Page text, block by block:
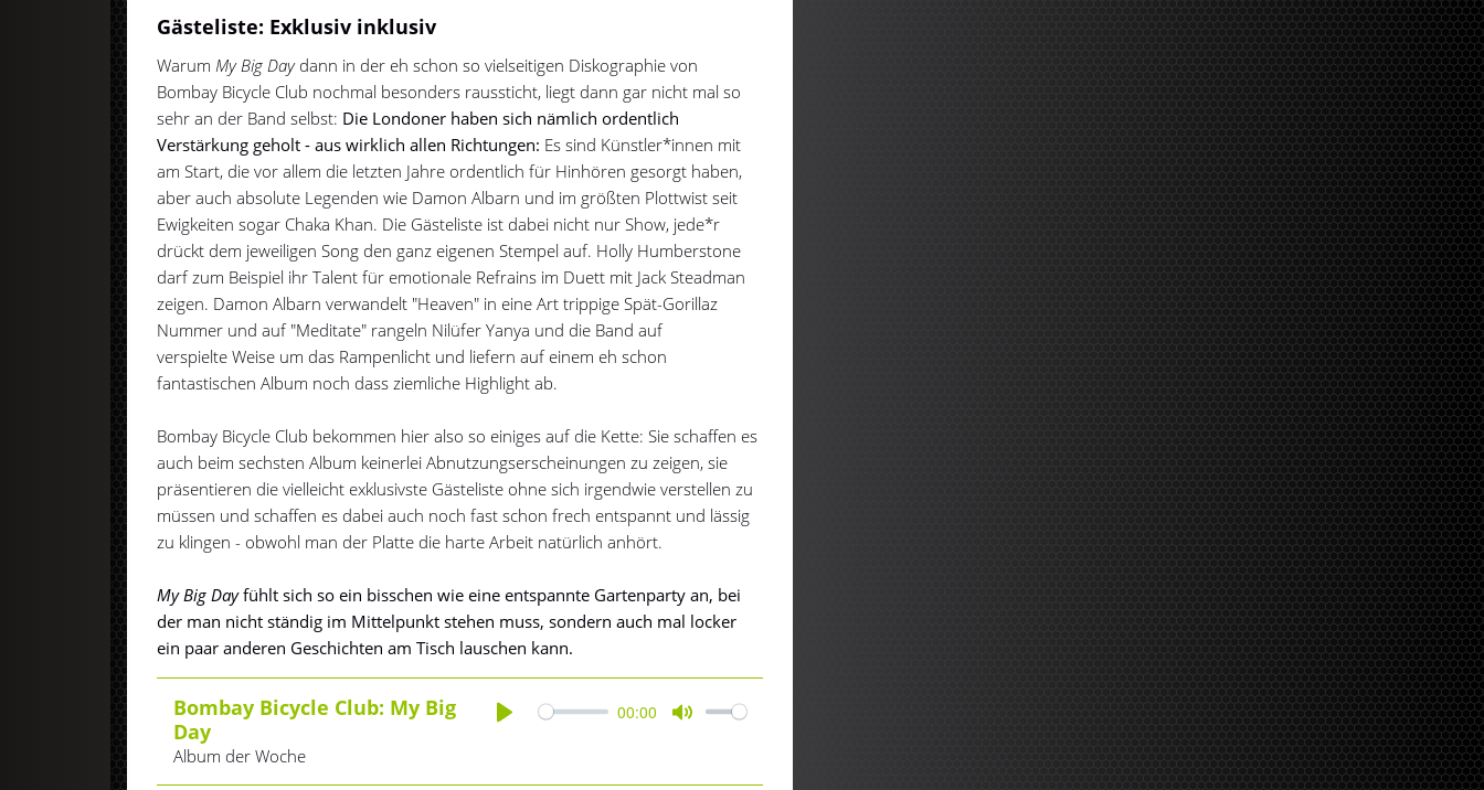
Gästeliste: Exklusiv inklusiv
Warum My Big Daydann in der eh schon so vielseitigen Diskographie von
Bombay Bicycle Club nochmal besonders raussticht, liegt dann gar nicht mal so
sehr an der Band selbst: Die Londoner haben sich nämlich ordentlich
Verstärkung geholt - aus wirklich allen Richtungen: Es sind Künstler*innen mit
am Start, die vor allem die letzten Jahre ordentlich für Hinhören gesorgt haben,
aber auch absolute Legenden wie Damon Albarn und im größten Plottwist seit
Ewigkeiten sogar Chaka Khan. Die Gästeliste ist dabei nicht nur Show, jede*r
drückt dem jeweiligen Song den ganz eigenen Stempel auf. Holly Humberstone
darf zum Beispiel ihr Talent für emotionale Refrains im Duett mit Jack Steadman
zeigen. Damon Albarn verwandelt "Heaven" in eine Art trippige Spät-Gorillaz
Nummer und auf "Meditate" rangeln Nilüfer Yanya und die Band auf
verspielte Weise um das Rampenlicht und liefern auf einem eh schon
fantastischen Album noch dass ziemliche Highlight ab.
Bombay Bicycle Club bekommen hier also so einiges auf die Kette: Sie schaffen es
auch beim sechsten Album keinerlei Abnutzungserscheinungen zu zeigen, sie
präsentieren die vielleicht exklusivste Gästeliste ohne sich irgendwie verstellen zu
müssen und schaffen es dabei auch noch fast schon frech entspannt und lässig
zu klingen - obwohl man der Platte die harte Arbeit natürlich anhört.
My Big Dayfühlt sich so ein bisschen wie eine entspannte Gartenparty an, bei
der man nicht ständig im Mittelpunkt stehen muss, sondern auch mal locker
ein paar anderen Geschichten am Tisch lauschen kann.
Bombay Bicycle Club: My Big
Day
Album der Woche
00:00